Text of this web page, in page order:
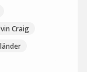
Craig